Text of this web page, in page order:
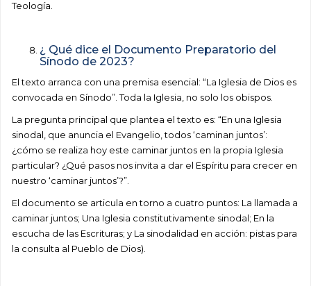
Teología.
¿ Qué dice el Documento Preparatorio del
Sínodo de 2023?
El texto arranca con una premisa esencial: “La Iglesia de Dios es
convocada en Sínodo”. Toda la Iglesia, no solo los obispos.
La pregunta principal que plantea el texto es: “En una Iglesia
sinodal, que anuncia el Evangelio, todos ‘caminan juntos’:
¿cómo se realiza hoy este caminar juntos en la propia Iglesia
particular? ¿Qué pasos nos invita a dar el Espíritu para crecer en
nuestro ‘caminar juntos’?”.
El documento se articula en torno a cuatro puntos: La llamada a
caminar juntos; Una Iglesia constitutivamente sinodal; En la
escucha de las Escrituras; y La sinodalidad en acción: pistas para
la consulta al Pueblo de Dios).